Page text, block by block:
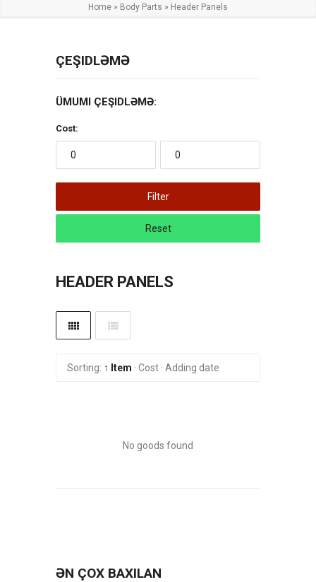
Home » Body Parts » Header Panels
ÇEŞIDLƏMƏ
ÜMUMI ÇEŞIDLƏMƏ:
Cost:
Filter
Reset
HEADER PANELS
Sorting: ↑ Item · Cost · Adding date
No goods found
ƏN ÇOX BAXILAN